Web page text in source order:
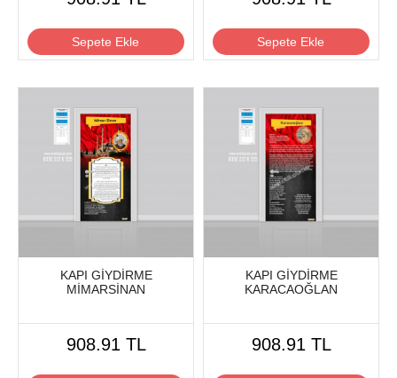
Sepete Ekle Sepete Ekle
KAPI GİYDİRME
MİMARSİNAN
908.91 TL
KAPI GİYDİRME
KARACAOĞLAN
908.91 TL